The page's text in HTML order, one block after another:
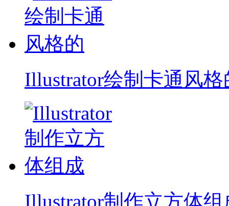
Illustrator绘制卡通风格
Illustrator制作立方体组